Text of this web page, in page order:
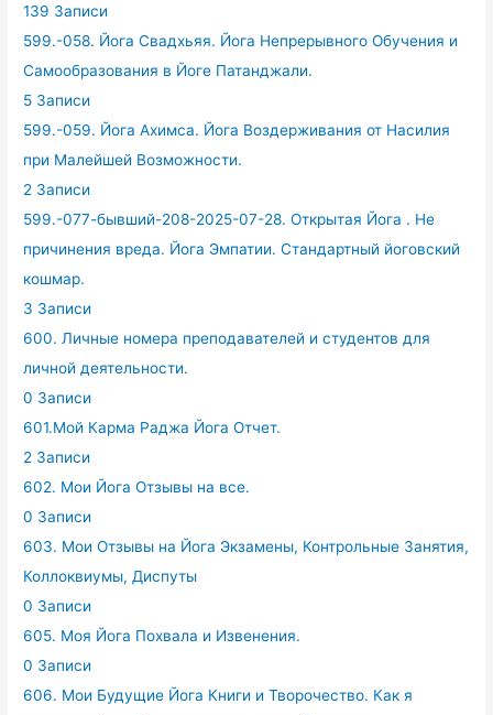
139 Записи
599.-058. Йога Свадхьяя. Йога Непрерывного Обучения и
Самообразования в Йоге Патанджали.
5 Записи
599.-059. Йога Ахимса. Йога Воздерживания от Насилия
при Малейшей Возможности.
2 Записи
599.-077-бывший-208-2025-07-28. Открытая Йога . Не
причинения вреда. Йога Эмпатии. Стандартный йоговский
кошмар.
3 Записи
600. Личные номера преподавателей и студентов для
личной деятельности.
0 Записи
601.Мой Карма Раджа Йога Отчет.
2 Записи
602. Мои Йога Отзывы на все.
0 Записи
603. Мои Отзывы на Йога Экзамены, Контрольные Занятия,
Коллоквиумы, Диспуты
0 Записи
605. Моя Йога Похвала и Извенения.
0 Записи
606. Мои Будущие Йога Книги и Творочество. Как я